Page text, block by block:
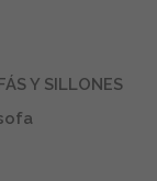
Y SILLONES